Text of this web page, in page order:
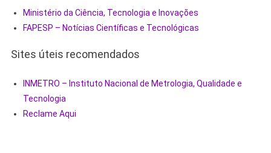
Ministério da Ciência, Tecnologia e Inovações
FAPESP – Notícias Científicas e Tecnológicas
Sites úteis recomendados
INMETRO – Instituto Nacional de Metrologia, Qualidade e
Tecnologia
Reclame Aqui